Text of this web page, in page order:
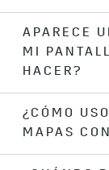
vehículo y el
(para vehículos
Accede al menú
vehículo y
conexión del
tanto tu teléfono
configuración
APARECE
MI
HACER?
Cuando
teléfono y el
de software más
¿CÓMO
MAPAS